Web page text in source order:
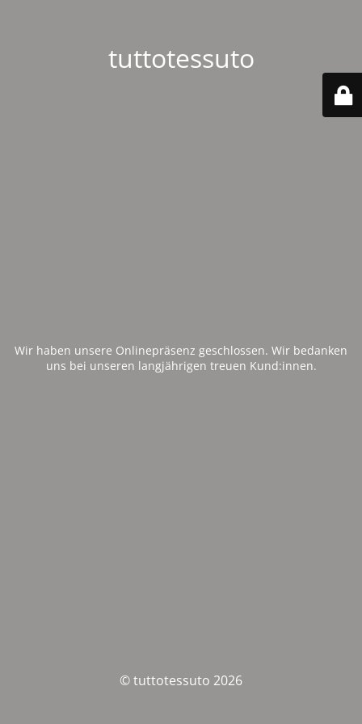
tuttotessuto
Wir haben unsere Onlinepräsenz geschlossen. Wir bedanken
uns bei unseren langjährigen treuen Kund:innen.
© tuttotessuto 2026